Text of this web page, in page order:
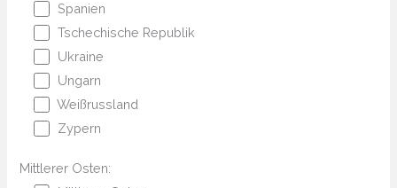
Spanien
Tschechische Republik
Ukraine
Ungarn
Weißrussland
Zypern
Mittlerer Osten: